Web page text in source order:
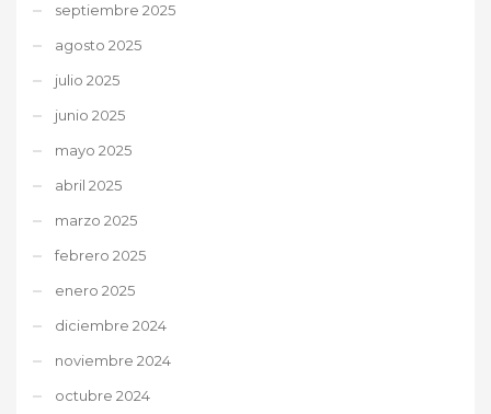
septiembre 2025
agosto 2025
julio 2025
junio 2025
mayo 2025
abril 2025
marzo 2025
febrero 2025
enero 2025
diciembre 2024
noviembre 2024
octubre 2024